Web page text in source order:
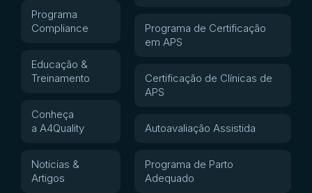
Programa
Compliance
Educação &
Treinamento
Conheça
a A4Quality
Noticias &
Artigos
Programa de Certificação
em APS
Certificação de Clínicas de
APS
Autoavaliação Assistida
Programa de Parto
Adequado